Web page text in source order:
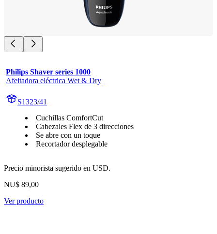
Philips Shaver series 1000
Afeitadora eléctrica Wet & Dry
S1323/41
Cuchillas ComfortCut
Cabezales Flex de 3 direcciones
Se abre con un toque
Recortador desplegable
Precio minorista sugerido en USD.
NU$ 89,00
Ver producto